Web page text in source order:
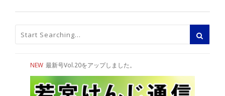
NEW 最新号Vol.20をアップしました。